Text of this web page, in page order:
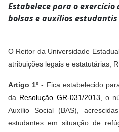
Estabelece para o exercício
bolsas e auxílios estudantis
O Reitor da Universidade
atribuições legais e estatutárias,
Artigo 1º - Fica estabelecido
da Resolução GR-031/2013 , o
Auxílio Social (BAS),
estudantes em situação de